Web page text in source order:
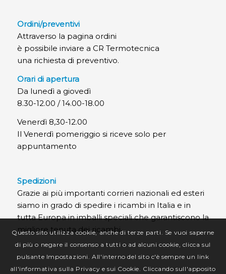
Ordini/preventivi
Attraverso la pagina ordini
è possibile inviare a CR Termotecnica
una richiesta di preventivo.
Orari di apertura
Da lunedì a giovedì
8.30-12.00 / 14.00-18.00
Venerdì 8,30-12.00
Il Venerdì pomeriggio si riceve solo per
appuntamento
Spedizioni
Grazie ai più importanti corrieri nazionali ed esteri
siamo in grado di spedire i ricambi in Italia e in
tutta Europa in imballi speciali che garantiscono la
migliore tenuta dei ricambi.
Questo sito utilizza cookie, anche di terze parti. Se vuoi saperne
di più o negare il consenso a tutti o ad alcuni cookie, clicca sul
pulsante Impostazioni. All'interno del sito c'è sempre un link
all'informativa sulla Privacy e sui Cookie. Cliccando sull'apposito